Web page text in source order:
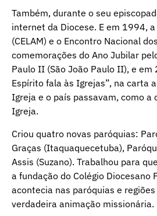
Também, durante o seu
internet da Diocese. E em 1994,
(CELAM) e o Encontro Nacional
comemorações do Ano Jubilar
Paulo II (São João Paulo II), e
Espírito fala às Igrejas”, na carta
Igreja e o país passavam, como a
Igreja.
Criou quatro novas paróquias:
Graças (Itaquaquecetuba),
Assis (Suzano). Trabalhou para
a fundação do Colégio
acontecia nas paróquias e
verdadeira animação missionária.